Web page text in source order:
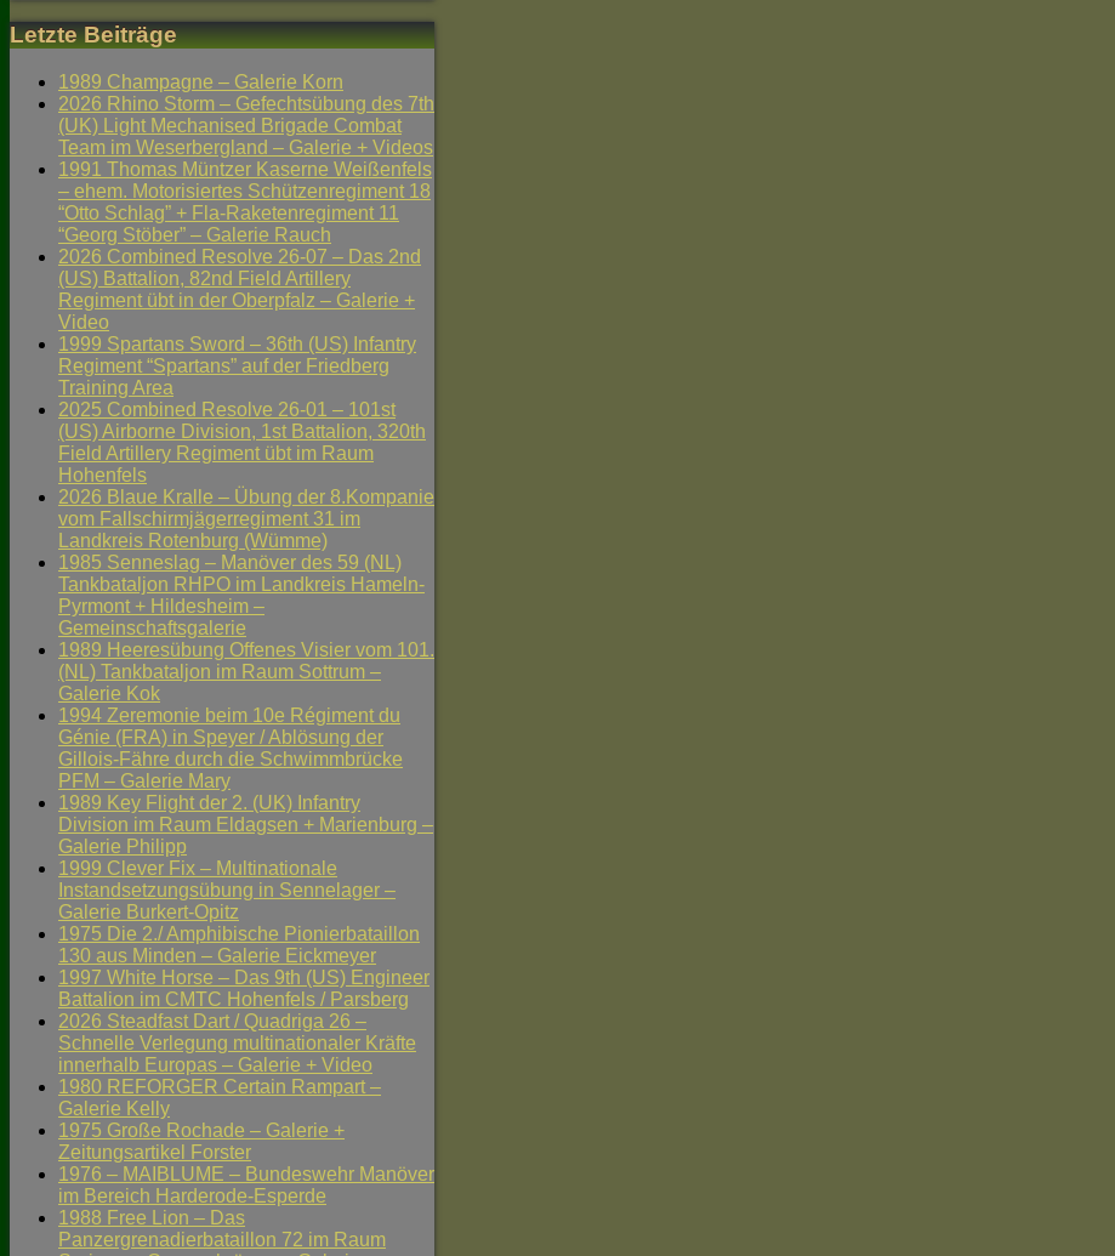
Letzte Beiträge
1989 Champagne – Galerie Korn
2026 Rhino Storm – Gefechtsübung des 7th
(UK) Light Mechanised Brigade Combat
Team im Weserbergland – Galerie + Videos
1991 Thomas Müntzer Kaserne Weißenfels
– ehem. Motorisiertes Schützenregiment 18
“Otto Schlag” + Fla-Raketenregiment 11
“Georg Stöber” – Galerie Rauch
2026 Combined Resolve 26-07 – Das 2nd
(US) Battalion, 82nd Field Artillery
Regiment übt in der Oberpfalz – Galerie +
Video
1999 Spartans Sword – 36th (US) Infantry
Regiment “Spartans” auf der Friedberg
Training Area
2025 Combined Resolve 26-01 – 101st
(US) Airborne Division, 1st Battalion, 320th
Field Artillery Regiment übt im Raum
Hohenfels
2026 Blaue Kralle – Übung der 8.Kompanie
vom Fallschirmjägerregiment 31 im
Landkreis Rotenburg (Wümme)
1985 Senneslag – Manöver des 59 (NL)
Tankbataljon RHPO im Landkreis Hameln-
Pyrmont + Hildesheim –
Gemeinschaftsgalerie
1989 Heeresübung Offenes Visier vom 101.
(NL) Tankbataljon im Raum Sottrum –
Galerie Kok
1994 Zeremonie beim 10e Régiment du
Génie (FRA) in Speyer / Ablösung der
Gillois-Fähre durch die Schwimmbrücke
PFM – Galerie Mary
1989 Key Flight der 2. (UK) Infantry
Division im Raum Eldagsen + Marienburg –
Galerie Philipp
1999 Clever Fix – Multinationale
Instandsetzungsübung in Sennelager –
Galerie Burkert-Opitz
1975 Die 2./ Amphibische Pionierbataillon
130 aus Minden – Galerie Eickmeyer
1997 White Horse – Das 9th (US) Engineer
Battalion im CMTC Hohenfels / Parsberg
2026 Steadfast Dart / Quadriga 26 –
Schnelle Verlegung multinationaler Kräfte
innerhalb Europas – Galerie + Video
1980 REFORGER Certain Rampart –
Galerie Kelly
1975 Große Rochade – Galerie +
Zeitungsartikel Forster
1976 – MAIBLUME – Bundeswehr Manöver
im Bereich Harderode-Esperde
1988 Free Lion – Das
Panzergrenadierbataillon 72 im Raum